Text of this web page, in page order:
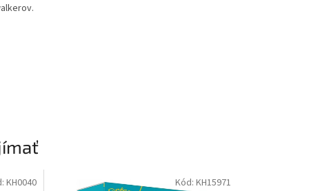
KH0040 Kód: KH15971